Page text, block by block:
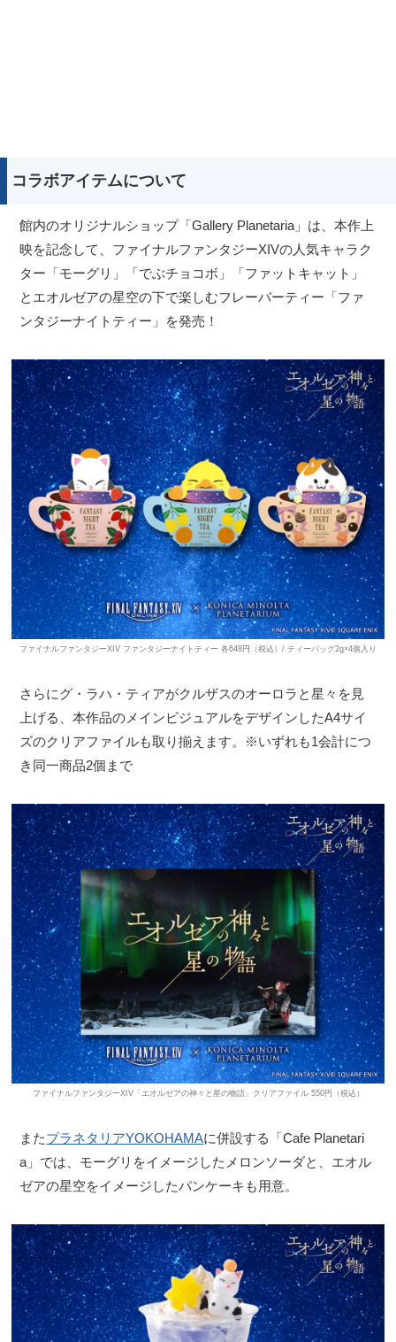
コラボアイテムについて
館内のオリジナルショップ「Gallery Planetaria」は、本作上
映を記念して、ファイナルファンタジーXIVの人気キャラク
ター「モーグリ」「でぶチョコボ」「ファットキャット」
とエオルゼアの星空の下で楽しむフレーバーティー「ファ
ンタジーナイトティー」を発売！
ファイナルファンタジーXIV ファンタジーナイトティー 各648円（税込）/ ティーバッグ2g×4個入り
さらにグ・ラハ・ティアがクルザスのオーロラと星々を見
上げる、本作品のメインビジュアルをデザインしたA4サイ
ズのクリアファイルも取り揃えます。※いずれも1会計につ
き同一商品2個まで
ファイナルファンタジーXIV「エオルゼアの神々と星の物語」クリアファイル 550円（税込）
またプラネタリアYOKOHAMAに併設する「Cafe Planetari
a」では、モーグリをイメージしたメロンソーダと、エオル
ゼアの星空をイメージしたパンケーキも用意。